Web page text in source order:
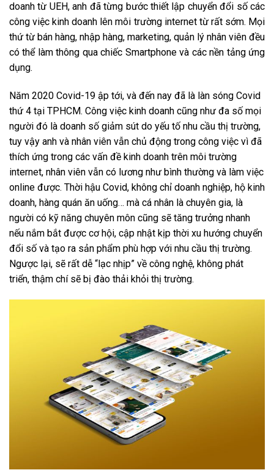
doanh từ UEH, anh đã từng bước thiết lập chuyển đổi số các
công việc kinh doanh lên môi trường internet từ rất sớm. Mọi
thứ từ bán hàng, nhập hàng, marketing, quản lý nhân viên đều
có thể làm thông qua chiếc Smartphone và các nền tảng ứng
dụng.
Năm 2020 Covid-19 ập tới, và đến nay đã là làn sóng Covid
thứ 4 tại TPHCM. Công việc kinh doanh cũng như đa số mọi
người đó là doanh số giảm sút do yếu tố nhu cầu thị trường,
tuy vậy anh và nhân viên vẫn chủ động trong công việc vì đã
thích ứng trong các vấn đề kinh doanh trên môi trường
internet, nhân viên vẫn có lương như bình thường và làm việc
online được. Thời hậu Covid, không chỉ doanh nghiệp, hộ kinh
doanh, hàng quán ăn uống… mà cá nhân là chuyên gia, là
người có kỹ năng chuyên môn cũng sẽ tăng trưởng nhanh
nếu nắm bắt được cơ hội, cập nhật kịp thời xu hướng chuyển
đổi số và tạo ra sản phẩm phù hợp với nhu cầu thị trường.
Ngược lại, sẽ rất dễ “lạc nhịp” về công nghệ, không phát
triển, thậm chí sẽ bị đào thải khỏi thị trường.